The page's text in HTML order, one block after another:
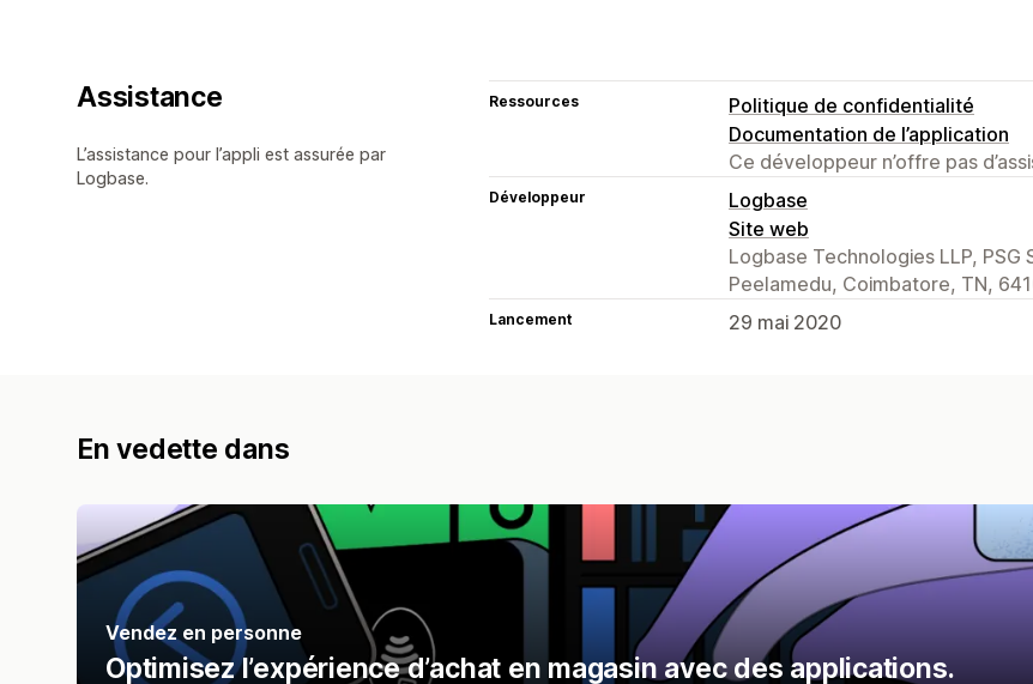
Assistance
L’assistance pour l’appli est assurée par
Logbase.
Ressources
Politique de confidentialité
Documentation de l’application
Ce développeur n’offre pas
Développeur
Logbase
Site web
Logbase Technologies LLP, PSG
Peelamedu, Coimbatore, TN,
Lancement 29 mai 2020
En vedette dans
Vendez en personne
Optimisez l’expérience d’achat en magasin avec des applications.